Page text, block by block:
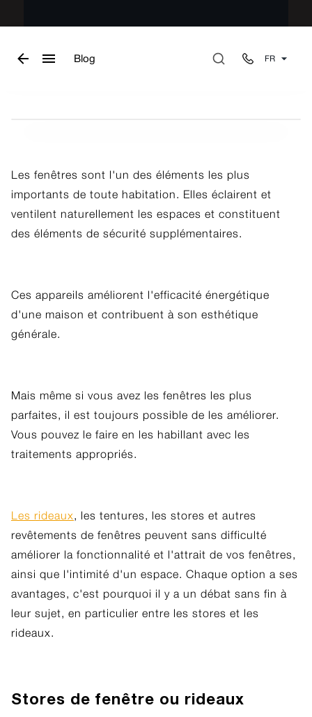
Blog FR
Qu&#039est-ce qui est le mieux
?
Les fenêtres sont l'un des éléments les plus
importants de toute habitation. Elles éclairent et
ventilent naturellement les espaces et constituent
des éléments de sécurité supplémentaires.
Ces appareils améliorent l'efficacité énergétique
d'une maison et contribuent à son esthétique
générale.
Mais même si vous avez les fenêtres les plus
parfaites, il est toujours possible de les améliorer.
Vous pouvez le faire en les habillant avec les
traitements appropriés.
Les rideaux, les tentures, les stores et autres
revêtements de fenêtres peuvent sans difficulté
améliorer la fonctionnalité et l'attrait de vos fenêtres,
ainsi que l'intimité d'un espace. Chaque option a ses
avantages, c'est pourquoi il y a un débat sans fin à
leur sujet, en particulier entre les stores et les
rideaux.
Stores de fenêtre ou rideaux